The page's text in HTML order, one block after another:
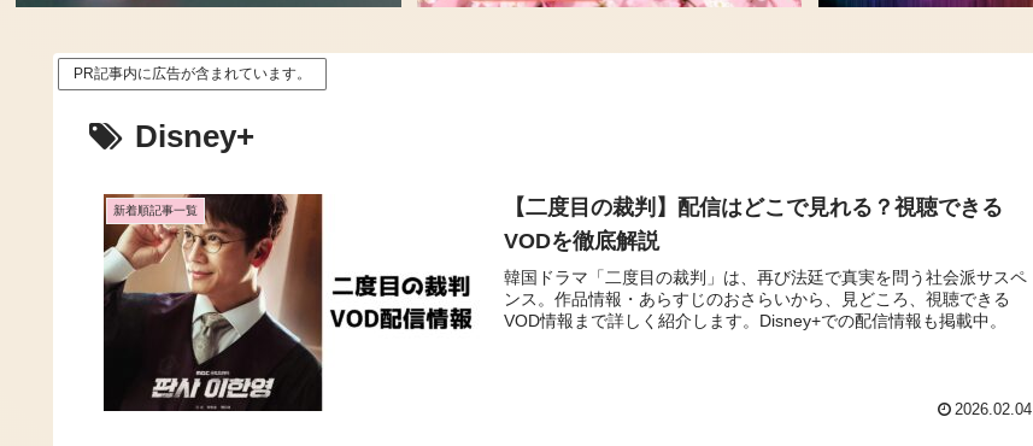
PR記事内に広告が含まれています。
Disney+
新着順記事一覧
【二度目の裁判】配信はどこで見れる？視聴できる
VODを徹底解説
韓国ドラマ「二度目の裁判」は、再び法廷で真実を問う社会派サスペ
ンス。作品情報・あらすじのおさらいから、見どころ、視聴できる
VOD情報まで詳しく紹介します。Disney+での配信情報も掲載中。
2026.02.04